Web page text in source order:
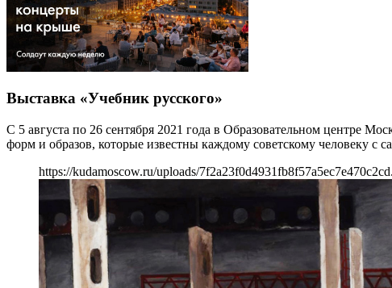
Выставка «Учебник русского»
С 5 августа по 26 сентября 2021 года в Образовательном центре
форм и образов, которые известны каждому советскому человеку с
https://kudamoscow.ru/uploads/